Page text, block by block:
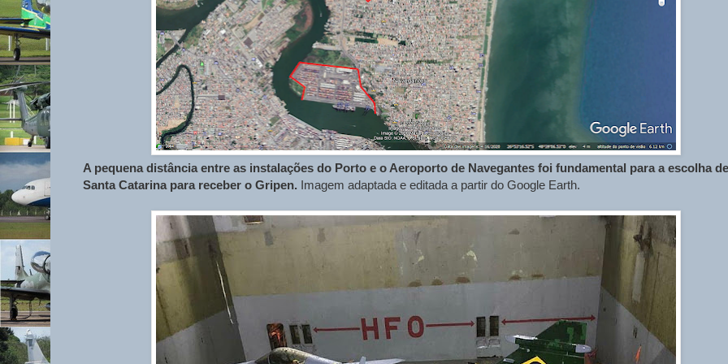
A pequena distância entre as instalações do Porto e o Aeroporto de Navegantes foi fundamental para a escolha de
Santa Catarina para receber o Gripen. Imagem adaptada e editada a partir do Google Earth.